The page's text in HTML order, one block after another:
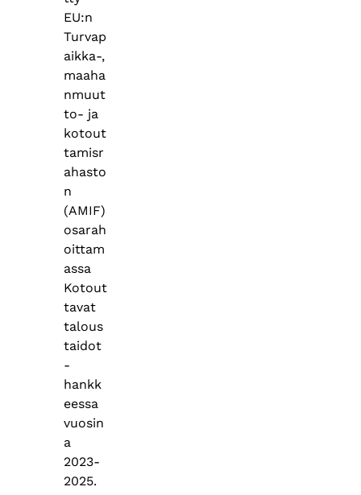
EU:n
Turvap
aikka-,
maaha
nmuut
to- ja
kotout
tamisr
ahasto
n
(AMIF)
osarah
oittam
assa
Kotout
tavat
talous
taidot
-
hankk
eessa
vuosin
a
2023-
2025.